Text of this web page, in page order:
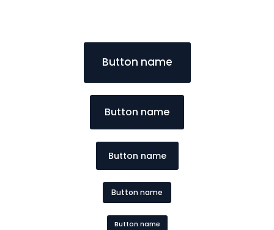
Button name
Button name
Button name
Button name
Button name